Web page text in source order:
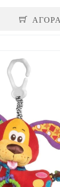
ΑΓΟΡΑ